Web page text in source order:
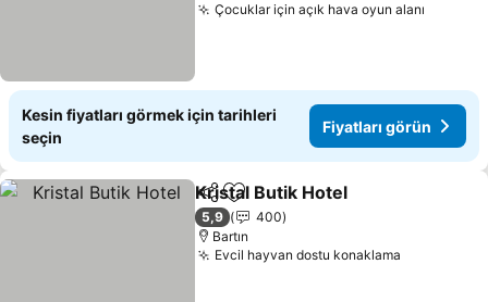
Çocuklar için açık hava oyun alanı
Kesin fiyatları görmek için tarihleri
seçin
Fiyatları görün
PaylaşFavorilerime ekle
Kristal Butik Hotel
5,9
400
Bartın
Evcil hayvan dostu konaklama